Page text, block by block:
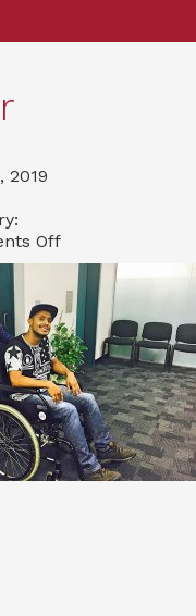
2019
Offon
5_Fotor